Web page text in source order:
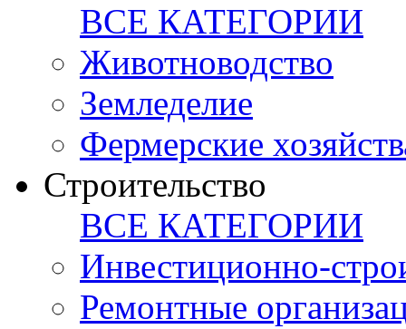
ВСЕ КАТЕГОРИИ
Животноводство
Земледелие
Фермерские
Строительство
ВСЕ КАТЕГОРИИ
Инвестиционно-
Ремонтные